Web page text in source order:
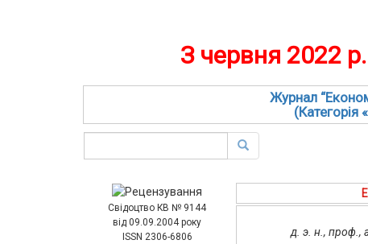
З червня 2022
Журнал
(Категорія
Свідоцтво КВ № 9144
від 09.09.2004 року
ISSN 2306-6806
д. э. н., проф.,